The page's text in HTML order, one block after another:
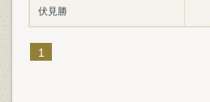
伏見勝
1